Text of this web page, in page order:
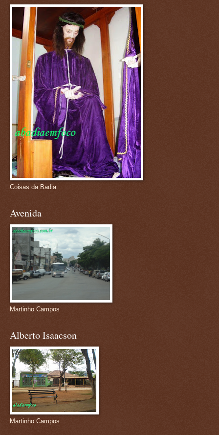
Coisas da Badia
Avenida
Martinho Campos
Alberto Isaacson
Martinho Campos